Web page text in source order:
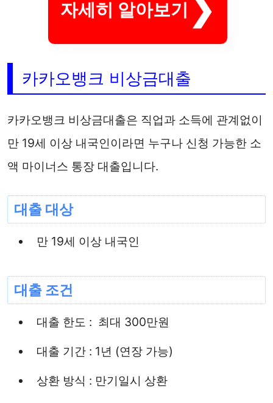
자세히 알아보기
카카오뱅크 비상금대출
카카오뱅크 비상금대출은 직업과 소득에 관계없이
만 19세 이상 내국인이라면 누구나 신청 가능한 소
액 마이너스 통장 대출입니다.
대출 대상
만 19세 이상 내국인
대출 조건
대출 한도 : 최대 300만원
대출 기간 : 1년 (연장 가능)
상환 방식 : 만기일시 상환